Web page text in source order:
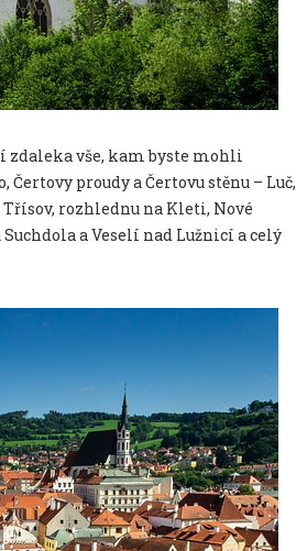
zdaleka vše, kam byste mohli
proudy a Čertovu stěnu – Luč,
rozhlednu na Kleti, Nové
a Veselí nad Lužnicí a celý